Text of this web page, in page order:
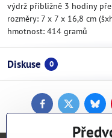
výdrž přibližně 3 hodiny
rozměry: 7 x 7 x 16,8 cm
hmotnost: 414 gramů
Diskuse 0
FacebookTwitter